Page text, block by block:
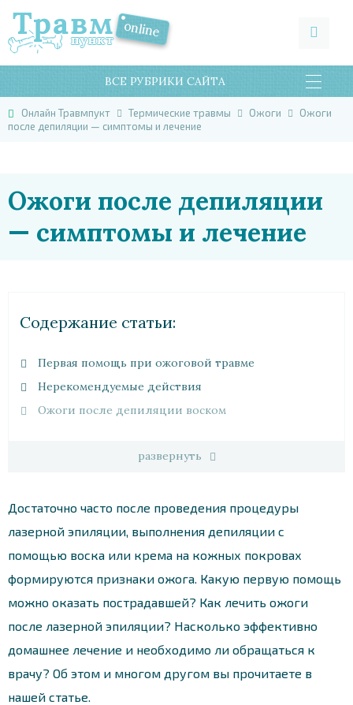
ВСЕ РУБРИКИ САЙТА
Онлайн Травмпукт Термические травмы Ожоги
Ожоги
после депиляции — симптомы и лечение
Ожоги после депиляции
— симптомы и лечение
Cодержание статьи:
Первая помощь при ожоговой травме
Нерекомендуемые действия
Ожоги после депиляции воском
развернуть
Достаточно часто после проведения процедуры
лазерной эпиляции, выполнения депиляции с
помощью воска или крема на кожных покровах
формируются признаки ожога. Какую первую помощь
можно оказать пострадавшей? Как лечить ожоги
после лазерной эпиляции? Насколько эффективно
домашнее лечение и необходимо ли обращаться к
врачу? Об этом и многом другом вы прочитаете в
нашей статье.